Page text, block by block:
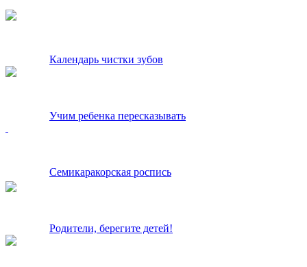
Календарь чистки зубов
Учим ребенка пересказывать
Семикаракорская роспись
Родители, берегите детей!